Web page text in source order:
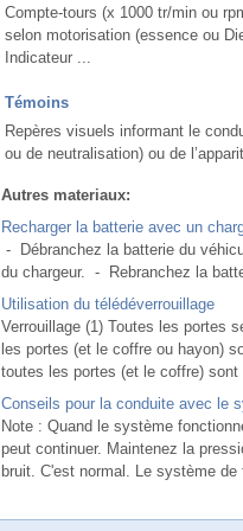
Compte-tours (x 1000 tr/min ou
selon motorisation (essence ou
Indicateur ...
Témoins
Repères visuels informant le
ou de neutralisation) ou de
Autres materiaux:
Recharger la batterie avec un
- Débranchez la batterie du
du chargeur. - Rebranchez la
Utilisation du télédéverrouillage
Verrouillage (1) Toutes les portes
les portes (et le coffre ou hayon)
toutes les portes (et le coffre) sont
Conseils pour la conduite avec le
Note : Quand le système
peut continuer. Maintenez la
bruit. C'est normal. Le système de